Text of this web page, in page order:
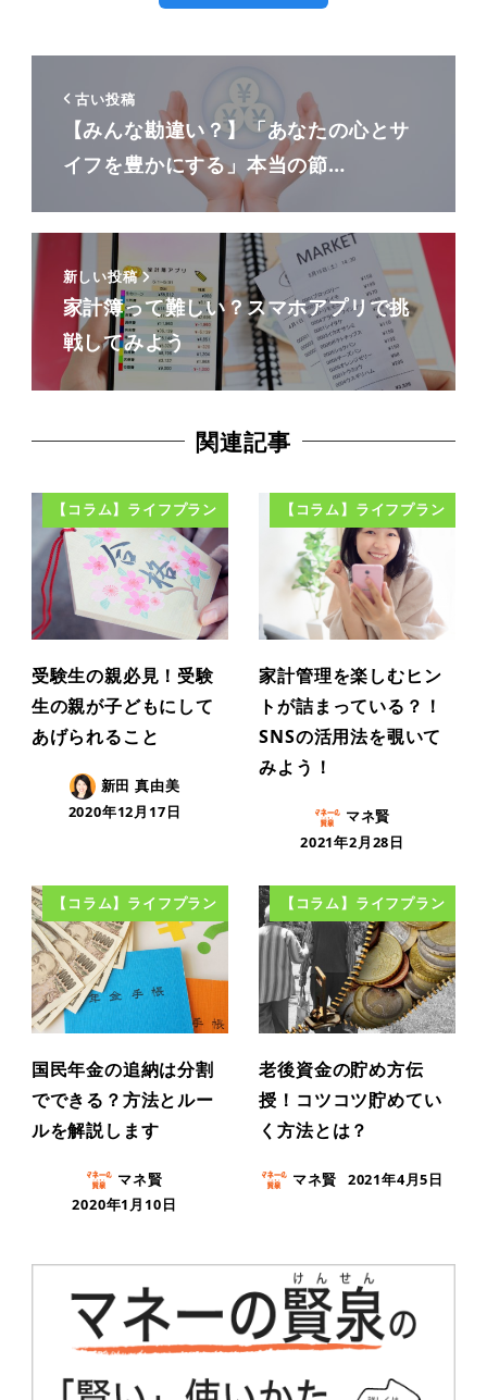
古い投稿
【みんな勘違い？】「あなたの心とサ
イフを豊かにする」本当の節…
新しい投稿
家計簿って難しい？スマホアプリで挑
戦してみよう
関連記事
【コラム】ライフプラン
受験生の親必見！受験
生の親が子どもにして
あげられること
新田 真由美
2020年12月17日
【コラム】ライフプラン
家計管理を楽しむヒン
トが詰まっている？！
SNSの活用法を覗いて
みよう！
マネ賢
2021年2月28日
【コラム】ライフプラン
国民年金の追納は分割
でできる？方法とルー
ルを解説します
マネ賢
2020年1月10日
【コラム】ライフプラン
老後資金の貯め方伝
授！コツコツ貯めてい
く方法とは？
マネ賢 2021年4月5日